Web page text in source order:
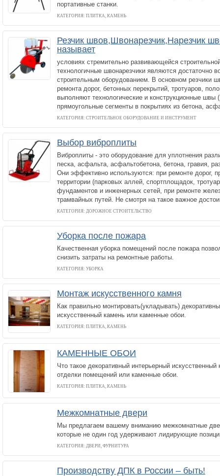
портативные станки.
КАТЕГОРИЯ: ПЛИТКА, КАМЕНЬ
Резчик швов,Швонарезчик,Нарезчик
называет
условиях стремительно развивающейся
технологичные швонарезчики являются достаточно
строительным оборудованием. В основном резчики
ремонта дорог, бетонных перекрытий, тротуаров,
выполняют технологические и конструкционные швы
прямоугольные сегменты в покрытиях из бетона,
КАТЕГОРИЯ: СТРОИТЕЛЬНОЕ ОБОРУДОВАНИЕ И ИНСТРУМЕНТ
Выбор виброплиты
Виброплиты - это оборудование для уплотнения
песка, асфальта, асфальтобетона, бетона, гравия,
Они эффективно используются: при ремонте дорог,
территории (парковых аллей, спортплощадок,
фундаментов и инженерных сетей, при ремонте
трамвайных путей. Не смотря на такое важное
КАТЕГОРИЯ: ДОРОЖНОЕ СТРОИТЕЛЬСТВО
Уборка после пожара
Качественная уборка помещений после пожара
снизить затраты на ремонтные работы.
КАТЕГОРИЯ: УБОРКА
Монтаж искусственного камня
Как правильно монтировать(укладывать)
искусственный камень или каменные обои.
КАТЕГОРИЯ: ПЛИТКА, КАМЕНЬ
КАМЕННЫЕ ОБОИ
Что такое декоративный интерьерный
отделки помещений или каменные обои.
КАТЕГОРИЯ: ПЛИТКА, КАМЕНЬ
Межкомнатные двери
Мы предлагаем вашему вниманию межкомнатные
которые не один год удерживают лидирующие
КАТЕГОРИЯ: ДВЕРИ, ФУРНИТУРА
Производству ДПК в России – быть!